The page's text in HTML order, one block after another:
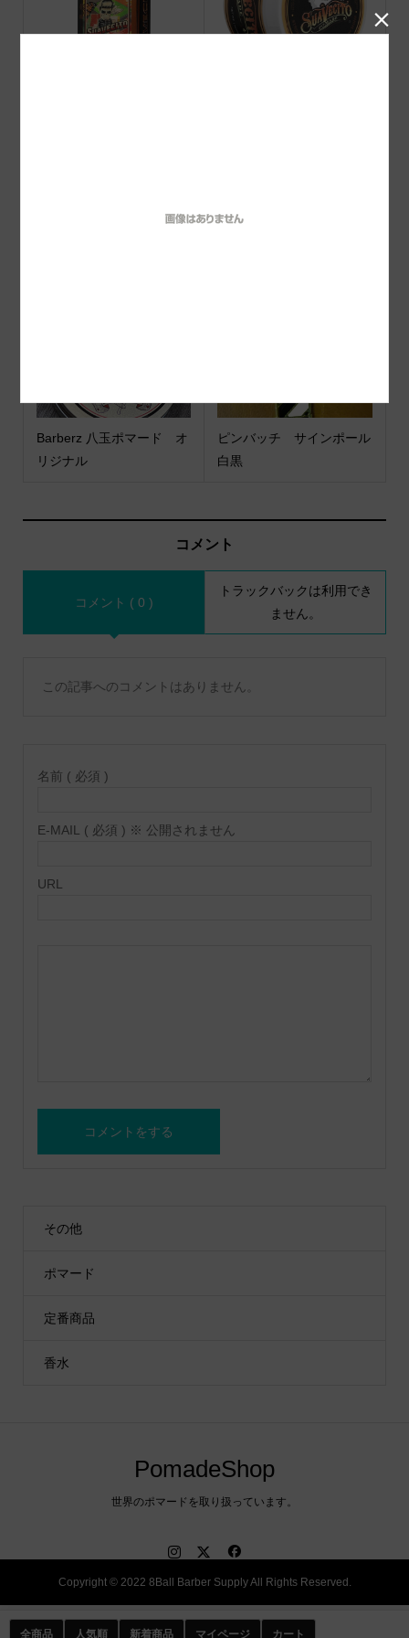
Barberz 八玉ポマード オ
リジナル
ピンバッチ サインポール
白黒
コメント
コメント ( 0 )
トラックバックは利用でき
ません。
この記事へのコメントはありません。
名前 ( 必須 )
E-MAIL ( 必須 ) ※ 公開されません
URL
その他
ポマード
定番商品
香水
PomadeShop
世界のポマードを取り扱っています。
Copyright © 2022 8Ball Barber Supply All Rights Reserved.
全商品 人気順 新着商品 マイページ カート
